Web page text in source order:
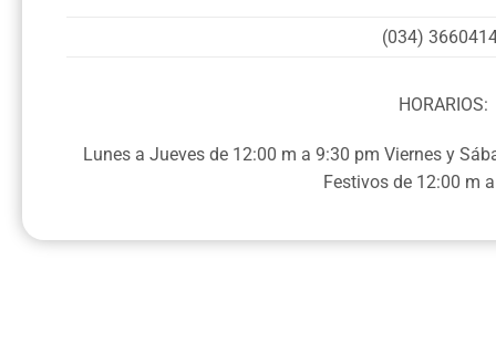
(034)
HORARIOS:
Lunes a Jueves de 12:00 m a 9:30 pm Viernes y
Festivos de 12:00 m